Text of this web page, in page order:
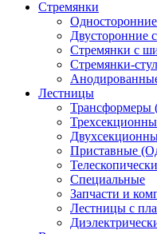
Стремянки
Двусторонние
Стремянки с
Стремянки-
Лестницы
Трансформеры
Приставные
Специальные
Запчасти и
Лестницы с